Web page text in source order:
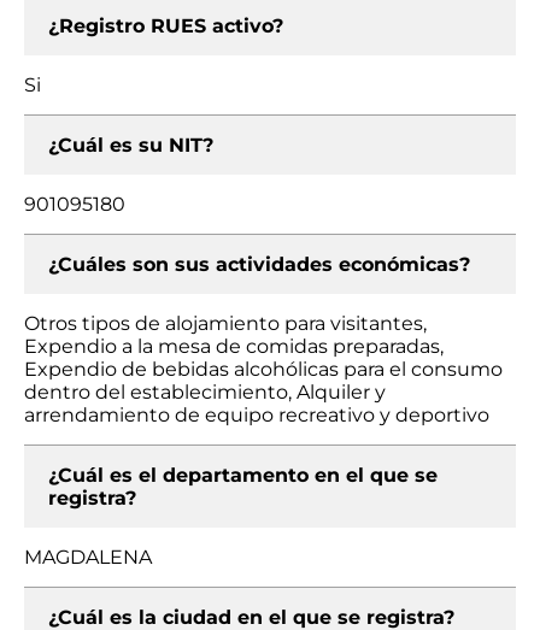
¿Registro RUES activo?
Si
¿Cuál es su NIT?
901095180
¿Cuáles son sus actividades económicas?
Otros tipos de alojamiento para visitantes,
Expendio a la mesa de comidas preparadas,
Expendio de bebidas alcohólicas para el consumo
dentro del establecimiento, Alquiler y
arrendamiento de equipo recreativo y deportivo
¿Cuál es el departamento en el que se
registra?
MAGDALENA
¿Cuál es la ciudad en el que se registra?